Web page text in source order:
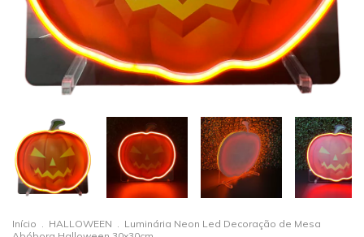
Início . HALLOWEEN . Luminária Neon Led Decoração de Mesa